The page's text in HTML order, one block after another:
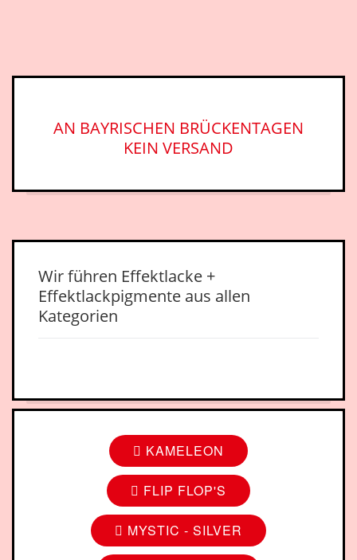
AN BAYRISCHEN BRÜCKENTAGEN
KEIN VERSAND
Wir führen Effektlacke +
Effektlackpigmente aus allen
Kategorien
KAMELEON
FLIP FLOP'S
MYSTIC - SILVER